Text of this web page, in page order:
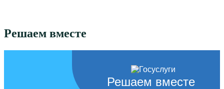
Решаем вместе
Решаем вместе